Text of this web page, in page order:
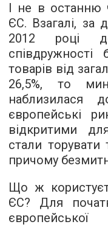
І не в останню
ЄС. Взагалі, за
2012 році
співдружності
товарів від
26,5%, то
наблизилася
європейські
відкритими
стали
причому
Що ж
ЄС? Для